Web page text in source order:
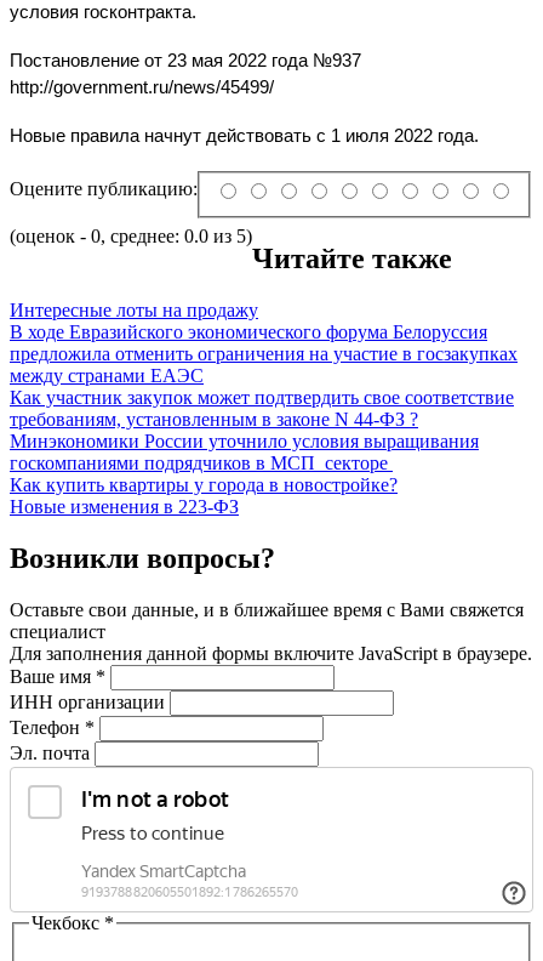
условия госконтракта.
Постановление от 23 мая 2022 года №937
http://government.ru/news/45499/
Новые правила начнут действовать с 1 июля 2022 года.
Оцените публикацию:
(оценок - 0, среднее: 0.0 из 5)
Читайте также
Интересные лоты на продажу
В ходе Евразийского экономического форума Белоруссия
предложила отменить ограничения на участие в госзакупках
между странами ЕАЭС
Как участник закупок может подтвердить свое соответствие
требованиям, установленным в законе N 44-ФЗ ?
Минэкономики России уточнило условия выращивания
госкомпаниями подрядчиков в МСП секторе
Как купить квартиры у города в новостройке?
Новые изменения в 223‑ФЗ
Возникли вопросы?
Оставьте свои данные, и в ближайшее время с Вами свяжется
специалист
Для заполнения данной формы включите JavaScript в браузере.
Ваше имя *
ИНН организации
Телефон *
Эл. почта
Чекбокс *